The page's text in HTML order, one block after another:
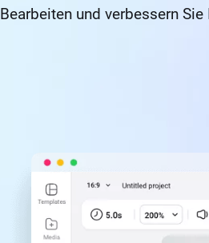
Bearbeiten und verbessern